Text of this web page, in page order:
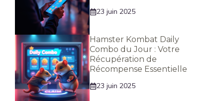
23 juin 2025
Hamster Kombat Daily
Combo du Jour : Votre
Récupération de
Récompense Essentielle
23 juin 2025